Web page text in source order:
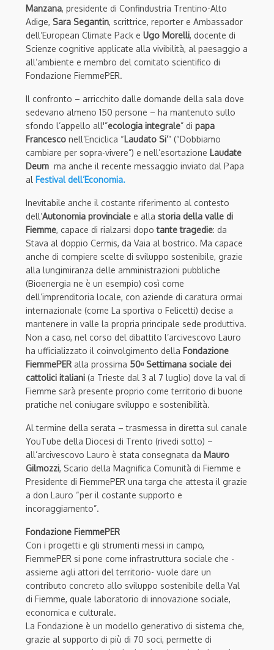
Manzana, presidente di Confindustria Trentino-Alto
Adige, Sara Segantin, scrittrice, reporter e Ambassador
dell’European Climate Pack e Ugo Morelli, docente di
Scienze cognitive applicate alla vivibilità, al paesaggio a
all’ambiente e membro del comitato scientifico di
Fondazione FiemmePER.
Il confronto – arricchito dalle domande della sala dove
sedevano almeno 150 persone – ha mantenuto sullo
sfondo l’appello all'”ecologia integrale” di papa
Francesco nell’Enciclica “Laudato Si’” (“Dobbiamo
cambiare per sopra-vivere”) e nell’esortazione Laudate
Deum ma anche il recente messaggio inviato dal Papa
al Festival dell’Economia.
Inevitabile anche il costante riferimento al contesto
dell’Autonomia provinciale e alla storia della valle di
Fiemme, capace di rialzarsi dopotante tragedie: da
Stava al doppio Cermis, da Vaia al bostrico. Ma capace
anche di compiere scelte di sviluppo sostenibile, grazie
alla lungimiranza delle amministrazioni pubbliche
(Bioenergia ne è un esempio) così come
dell’imprenditoria locale, con aziende di caratura ormai
internazionale (come La sportiva o Felicetti) decise a
mantenere in valle la propria principale sede produttiva.
Non a caso, nel corso del dibattito l’arcivescovo Lauro
ha ufficializzato il coinvolgimento della Fondazione
FiemmePER alla prossima 50ᵅ Settimana sociale dei
cattolici italiani (a Trieste dal 3 al 7 luglio) dove la val di
Fiemme sarà presente proprio come territorio di buone
pratiche nel coniugare sviluppo e sostenibilità.
Al termine della serata – trasmessa in diretta sul canale
YouTube della Diocesi di Trento (rivedi sotto) –
all’arcivescovo Lauro è stata consegnata da Mauro
Gilmozzi, Scario della Magnifica Comunità di Fiemme e
Presidente di FiemmePER una targa che attesta il grazie
a don Lauro “per il costante supporto e
incoraggiamento”.
Fondazione FiemmePER
Con i progetti e gli strumenti messi in campo,
FiemmePER si pone come infrastruttura sociale che -
assieme agli attori del territorio- vuole dare un
contributo concreto allo sviluppo sostenibile della Val
di Fiemme, quale laboratorio di innovazione sociale,
economica e culturale.
La Fondazione è un modello generativo di sistema che,
grazie al supporto di più di 70 soci, permette di